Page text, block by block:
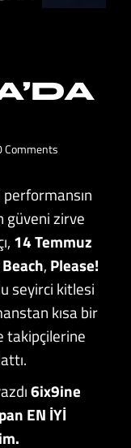
Comments
güveni zirve
14 Temmuz
Beach, Please!
seyirci kitlesi
kısa bir
takipçilerine
6ix9ine
EN İYİ